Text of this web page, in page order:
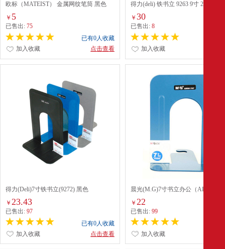
欧标（MATEIST） 金属网纹笔筒 黑色
B2828 圆形 80*100mm
￥ 5
已售出: 75
已有0人收藏
点击查看
加入收藏
得力(deli) 铁书立 9263 9寸 2片/付
￥30
已售出:8
加入收藏
得力(Deli)7寸铁书立(9272) 黑色
￥ 23.43
已售出: 97
已有0人收藏
点击查看
加入收藏
晨光(M.G)7寸书立办公（
￥ 22
已售出:99
加入收藏